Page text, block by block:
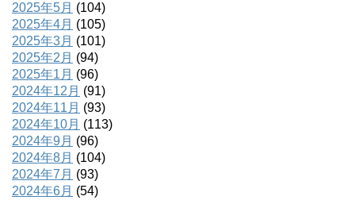
2025年5月 (104)
2025年4月 (105)
2025年3月 (101)
2025年2月 (94)
2025年1月 (96)
2024年12月 (91)
2024年11月 (93)
2024年10月 (113)
2024年9月 (96)
2024年8月 (104)
2024年7月 (93)
2024年6月 (54)